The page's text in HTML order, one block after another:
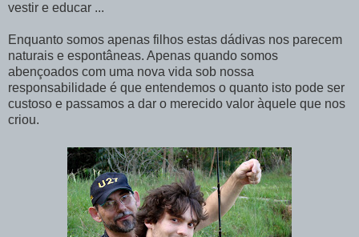
vestir e educar ...
Enquanto somos apenas filhos estas dádivas nos parecem
naturais e espontâneas. Apenas quando somos
abençoados com uma nova vida sob nossa
responsabilidade é que entendemos o quanto isto pode ser
custoso e passamos a dar o merecido valor àquele que nos
criou.